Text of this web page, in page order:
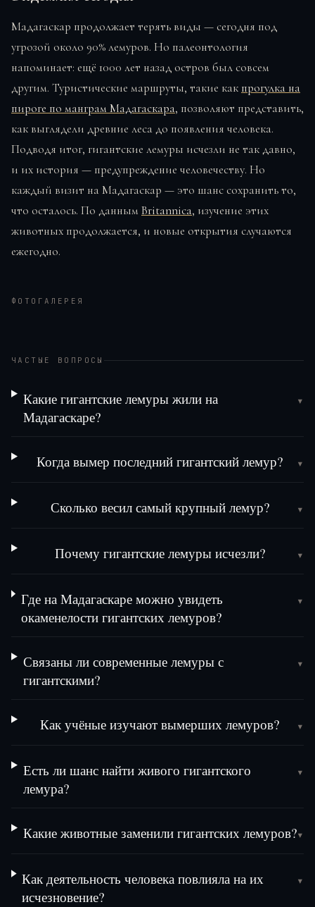
Мадагаскар продолжает терять виды — сегодня под
угрозой около 90% лемуров. Но палеонтология
напоминает: ещё 1000 лет назад остров был совсем
другим. Туристические маршруты, такие как прогулка на
пироге по манграм Мадагаскара, позволяют представить,
как выглядели древние леса до появления человека.
Подводя итог, гигантские лемуры исчезли не так давно,
и их история — предупреждение человечеству. Но
каждый визит на Мадагаскар — это шанс сохранить то,
что осталось. По данным Britannica, изучение этих
животных продолжается, и новые открытия случаются
ежегодно.
ФОТОГАЛЕРЕЯ
ЧАСТЫЕ ВОПРОСЫ
Какие гигантские лемуры жили на
Мадагаскаре?
▾
Когда вымер последний гигантский лемур? ▾
Сколько весил самый крупный лемур? ▾
Почему гигантские лемуры исчезли? ▾
Где на Мадагаскаре можно увидеть
окаменелости гигантских лемуров?
▾
Связаны ли современные лемуры с
гигантскими?
▾
Как учёные изучают вымерших лемуров? ▾
Есть ли шанс найти живого гигантского
лемура?
▾
Какие животные заменили гигантских лемуров?▾
Как деятельность человека повлияла на их
исчезновение?
▾